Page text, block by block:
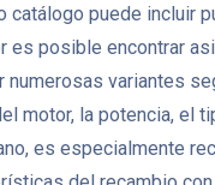
puede incluir
posible encontrar
variantes
motor, la potencia, el
es especialmente